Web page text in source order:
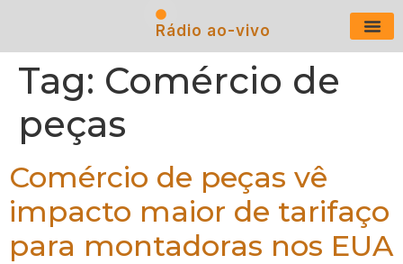
Rádio ao-vivo
Tag: Comércio de
peças
Comércio de peças vê
impacto maior de tarifaço
para montadoras nos EUA